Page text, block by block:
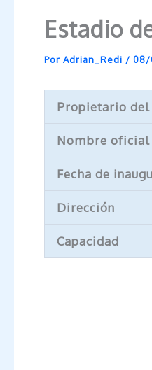
Estadio
Por Adrian_Redi / 08/
Propietario del
Nombre oficial
Fecha de
Dirección
Capacidad